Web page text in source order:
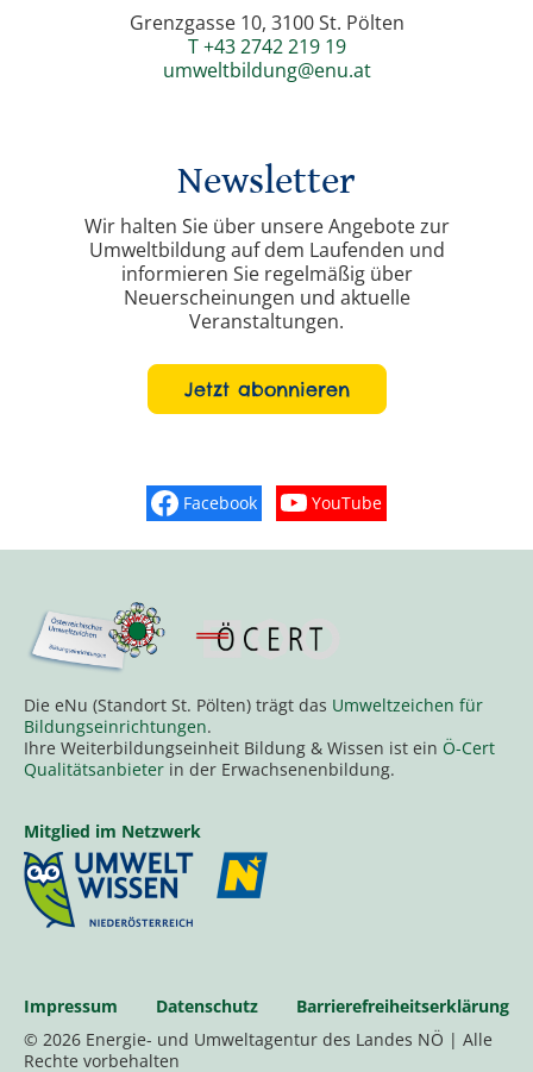
Grenzgasse 10, 3100 St. Pölten
T +43 2742 219 19
umweltbildung@enu.at
Newsletter
Wir halten Sie über unsere Angebote zur
Umweltbildung auf dem Laufenden und
informieren Sie regelmäßig über
Neuerscheinungen und aktuelle
Veranstaltungen.
Jetzt abonnieren
Finden Sie „So schmeckt
Facebook Sehen Sie mehr
YouTube
Die eNu (Standort St. Pölten) trägt das Umweltzeichen für
Bildungseinrichtungen.
Ihre Weiterbildungseinheit Bildung & Wissen ist ein Ö-Cert
Qualitätsanbieter in der Erwachsenenbildung.
Mitglied im Netzwerk
Impressum Datenschutz
Barrierefreiheitserklärung
© 2026 Energie- und Umweltagentur des Landes NÖ | Alle
Rechte vorbehalten